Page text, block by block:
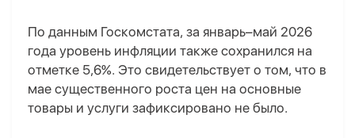
По данным Госкомстата, за январь–май 2026
года уровень инфляции также сохранился на
отметке 5,6%. Это свидетельствует о том, что в
мае существенного роста цен на основные
товары и услуги зафиксировано не было.